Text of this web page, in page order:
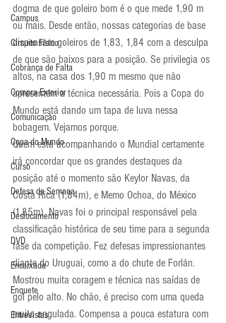
Campus
Circuito Físico
Cobrança de Falta
Compra Exterior
Comunicação
Copa do Mundo
Curso
Defesa da Semana
Deslocamento
DVD
Encaixada
Enquete
Entrevistas
dogma de que goleiro bom é o que mede 1,90 m
ou mais. Desde então, nossas categorias de base
dispensam goleiros de 1,83, 1,84 com a desculpa
de que são baixos para a posição. Se privilegia os
altos, na casa dos 1,90 m mesmo que não
apresentem a técnica necessária. Pois a Copa do
Mundo está dando um tapa de luva nessa
bobagem. Vejamos porque.
Quem está acompanhando o Mundial certamente
irá concordar que os grandes destaques da
posição até o momento são Keylor Navas, da
Costa Rica (1,84m), e Memo Ochoa, do México
(1,85m). Navas foi o principal responsável pela
classificação histórica de seu time para a segunda
fase da competição. Fez defesas impressionantes
diante do Uruguai, como a do chute de Forlán.
Mostrou muita coragem e técnica nas saídas de
gol pelo alto. No chão, é preciso com uma queda
muito angulada. Compensa a pouca estatura com